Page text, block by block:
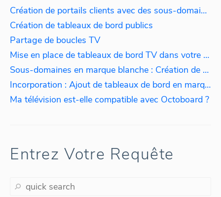
Création de portails clients avec des sous-domaines en marque blanche
Création de tableaux de bord publics
Partage de boucles TV
Mise en place de tableaux de bord TV dans votre bureau
Sous-domaines en marque blanche : Création de portails clients
Incorporation : Ajout de tableaux de bord en marque blanche sur votre site web
Ma télévision est-elle compatible avec Octoboard ?
Entrez Votre Requête